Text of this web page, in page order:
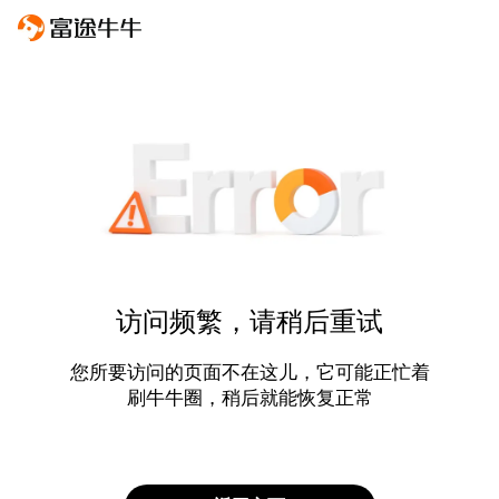
访问频繁，请稍后重试
您所要访问的页面不在这儿，它可能正忙着
刷牛牛圈，稍后就能恢复正常